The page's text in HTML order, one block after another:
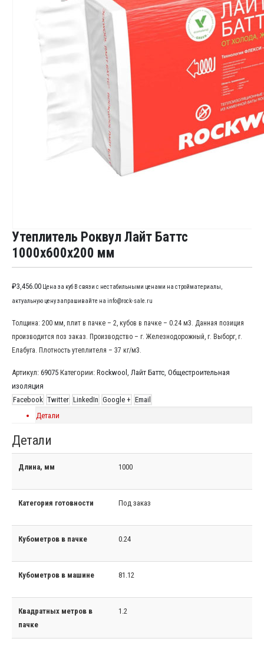
Утеплитель Роквул Лайт Баттс
1000x600x200 мм
₽3,456.00 Цена за куб В связи с нестабильными ценами на стройматериалы,
актуальную цену запрашивайте на info@rock-sale.ru
Толщина: 200 мм, плит в пачке – 2, кубов в пачке – 0.24 м3. Данная позиция
производится поз заказ. Производство – г. Железнодорожный, г. Выборг, г.
Елабуга. Плотность утеплителя – 37 кг/м3.
Артикул: 69075 Категории: Rockwool , Лайт Баттс, Общестроительная
изоляция
Facebook Twitter LinkedIn Google + Email
Детали
Детали
Длина, мм 1000
Категория готовности Под заказ
Кубометров в пачке 0.24
Кубометров в машине 81.12
Квадратных метров в
пачке
1.2